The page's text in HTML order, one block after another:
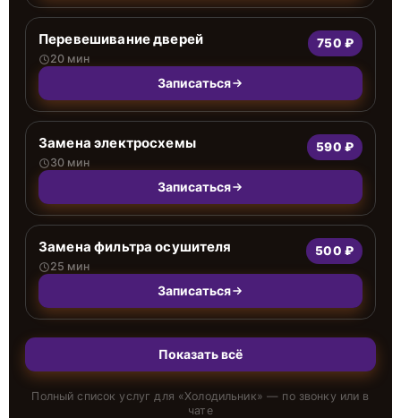
Перевешивание дверей
20 мин
750 ₽
Записаться
Замена электросхемы
30 мин
590 ₽
Записаться
Замена фильтра осушителя
25 мин
500 ₽
Записаться
Показать всё
Полный список услуг для «Холодильник» — по звонку или в
чате